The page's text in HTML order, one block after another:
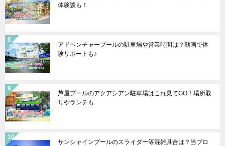
体験談も！
アドベンチャープールの駐車場や営業時間は？動画で体
験リポートも♪
芦屋プールのアクアシアン駐車場はこれ見てGO！場所取
りやランチも
サンシャインプールのスライダー等混雑具合は？当ブロ